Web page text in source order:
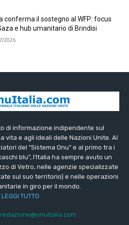
conferma il sostegno al WFP: focus
e hub umanitario di Brindisi
2026
di informazione indipendente sul
vita e agli ideali delle Nazioni Unite. Al
del “Sistema Onu” e al primo tra i
blu”, l’Italia ha sempre avuto un
di Vetro, nelle agenzie specializzate
sul suo territorio) e nelle operazioni
in giro per il mondo.
LEGGI TUTTO
redazione@onuitalia.com